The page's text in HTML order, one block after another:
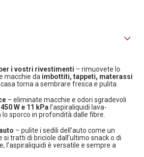
i vostri rivestimenti – rimuovete lo
macchie da imbottiti, tappeti, materassi
casa torna a sembrare fresca e pulita.
– eliminate macchie e odori sgradevoli
450 W e 11 kPa l’aspiraliquidi lava-
sporco in profondità dalle fibre.
– pulite i sedili dell’auto come un
si tratti di briciole dall’ultimo snack o di
l’aspiraliquidi è versatile e sempre a